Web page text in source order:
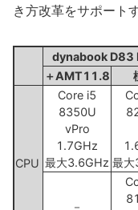
き方改革をサポート
dynabook D83
＋AMT11.8
CPU
Core i5
8350U
vPro
1.7GHz
最大3.6GHz 最
－